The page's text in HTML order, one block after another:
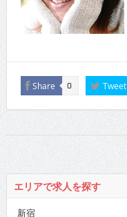
Share 0 Tweet
エリアで求人を探す
新宿